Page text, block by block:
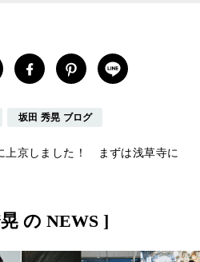
坂田 秀晃 ブログ
上京しました！ まずは浅草寺に
の NEWS ]